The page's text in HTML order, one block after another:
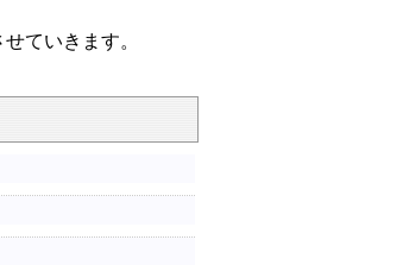
ていきます。